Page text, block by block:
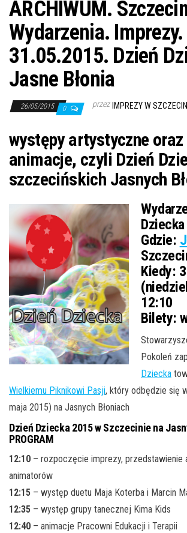
ARCHIWUM.
Wydarzenia. Imprezy.
31.05.2015. Dzień
Jasne Błonia
26/05/2015 0 przez IMPREZY W
występy artystyczne
animacje, czyli Dzień
szczecińskich Jasnych
Dziecka
Gdzie:
Kiedy:
12:10
Bilety:
Pokoleń
Dziecka
Wielkiemu Piknikowi Pasji, który odbędzie się
maja 2015) na Jasnych Błoniach
Dzień Dziecka 2015 w Szczecinie na
PROGRAM
12:10 – rozpoczęcie imprezy, przedstawienie
animatorów
12:15 – występ duetu Maja Koterba i Marcin
12:35 – występ grupy tanecznej Kima Kids
12:40 – animacje Pracowni Edukacji i Terapii